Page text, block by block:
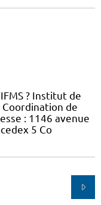
? Institut de
de
: 1146 avenue
5 Co